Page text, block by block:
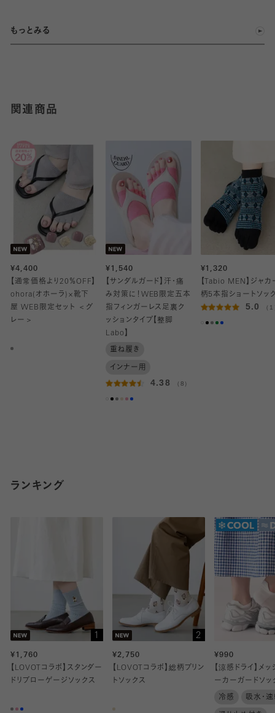
もっとみる
関連商品
¥4,400
【通常価格より20％OFF】
ohora(オホーラ)×靴下
屋 WEB限定セット ＜グ
レー＞
¥1,540
【サンダルガード】汗・痛
み対策に！WEB限定五本
指フィンガーレス足裏ク
ッションタイプ【整脚
Labo】
重ね履き
インナー用
4.38 （8）
¥1,320
【Tabio MEN】ジャカ
柄5本指ショートソッ
5.0 （
ランキング
1
¥1,760
【LOVOTコラボ】スタンダー
ドリブローゲージソックス
2
¥2,750
【LOVOTコラボ】総柄プリン
トソックス
¥990
【涼感ドライ】メ
ーカーガードソッ
冷感 吸水・